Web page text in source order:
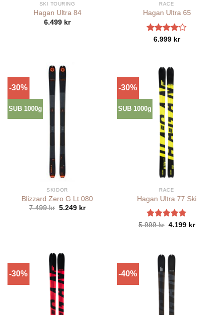
SKI TOURING
Hagan Ultra 84
6.499 kr
RACE
Hagan Ultra 65
Betygsatt
6.999 kr
-30%
SUB 1000g
SKIDOR
Blizzard Zero G Lt 080
7.499kr Det
5.249 krDet
-30%
SUB 1000g
RACE
Hagan Ultra 77 Ski
Betygsatt
5.999kr Det
4.199 krDet
-30% -40%